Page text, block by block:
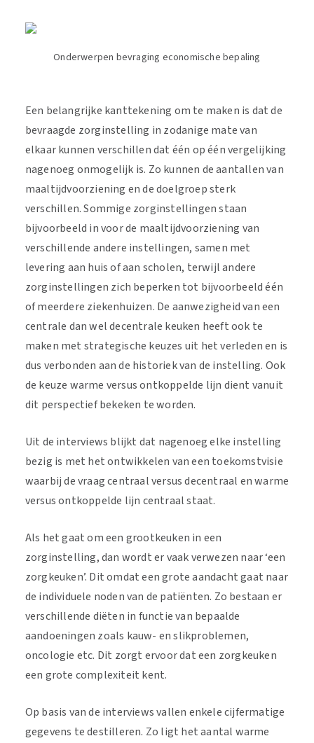
Onderwerpen bevraging economische bepaling
Een belangrijke kanttekening om te maken is dat de
bevraagde zorginstelling in zodanige mate van
elkaar kunnen verschillen dat één op één vergelijking
nagenoeg onmogelijk is. Zo kunnen de aantallen van
maaltijdvoorziening en de doelgroep sterk
verschillen. Sommige zorginstellingen staan
bijvoorbeeld in voor de maaltijdvoorziening van
verschillende andere instellingen, samen met
levering aan huis of aan scholen, terwijl andere
zorginstellingen zich beperken tot bijvoorbeeld één
of meerdere ziekenhuizen. De aanwezigheid van een
centrale dan wel decentrale keuken heeft ook te
maken met strategische keuzes uit het verleden en is
dus verbonden aan de historiek van de instelling. Ook
de keuze warme versus ontkoppelde lijn dient vanuit
dit perspectief bekeken te worden.
Uit de interviews blijkt dat nagenoeg elke instelling
bezig is met het ontwikkelen van een toekomstvisie
waarbij de vraag centraal versus decentraal en warme
versus ontkoppelde lijn centraal staat.
Als het gaat om een grootkeuken in een
zorginstelling, dan wordt er vaak verwezen naar ‘een
zorgkeuken’. Dit omdat een grote aandacht gaat naar
de individuele noden van de patiënten. Zo bestaan er
verschillende diëten in functie van bepaalde
aandoeningen zoals kauw- en slikproblemen,
oncologie etc. Dit zorgt ervoor dat een zorgkeuken
een grote complexiteit kent.
Op basis van de interviews vallen enkele cijfermatige
gegevens te destilleren. Zo ligt het aantal warme